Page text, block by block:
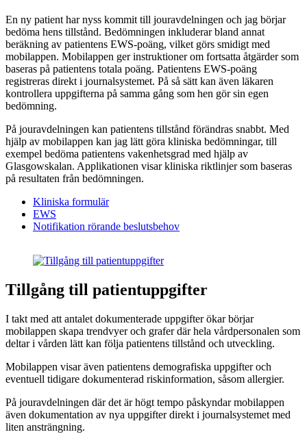
En ny patient har nyss kommit till jouravdelningen och jag börjar
bedöma hens tillstånd. Bedömningen inkluderar bland annat
beräkning av patientens EWS-poäng, vilket görs smidigt med
mobilappen. Mobilappen ger instruktioner om fortsatta åtgärder som
baseras på patientens totala poäng. Patientens EWS-poäng
registreras direkt i journalsystemet. På så sätt kan även läkaren
kontrollera uppgifterna på samma gång som hen gör sin egen
bedömning.
På jouravdelningen kan patientens tillstånd förändras snabbt. Med
hjälp av mobilappen kan jag lätt göra kliniska bedömningar, till
exempel bedöma patientens vakenhetsgrad med hjälp av
Glasgowskalan. Applikationen visar kliniska riktlinjer som baseras
på resultaten från bedömningen.
Kliniska formulär
EWS
Notifikation rörande beslutsbehov
Tillgång till patientuppgifter
I takt med att antalet dokumenterade uppgifter ökar börjar
mobilappen skapa trendvyer och grafer där hela vårdpersonalen som
deltar i vården lätt kan följa patientens tillstånd och utveckling.
Mobilappen visar även patientens demografiska uppgifter och
eventuell tidigare dokumenterad riskinformation, såsom allergier.
På jouravdelningen där det är högt tempo påskyndar mobilappen
även dokumentation av nya uppgifter direkt i journalsystemet med
liten ansträngning.